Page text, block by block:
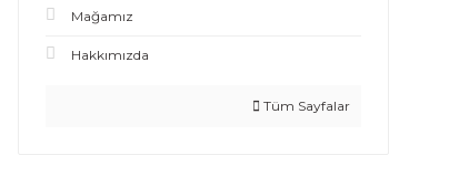
Mağamız
Hakkımızda
Tüm Sayfalar